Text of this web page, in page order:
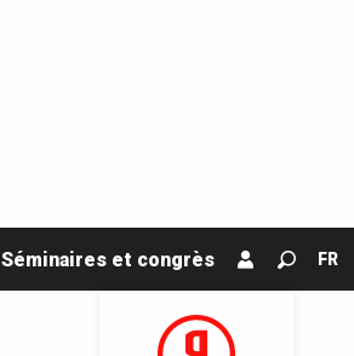
Séminaires et congrès FR